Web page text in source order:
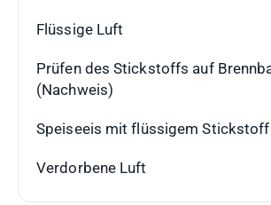
Flüssige Luft
Prüfen des Stickstoffs auf
(Nachweis)
Speiseeis mit flüssigem Stickstoff
Verdorbene Luft